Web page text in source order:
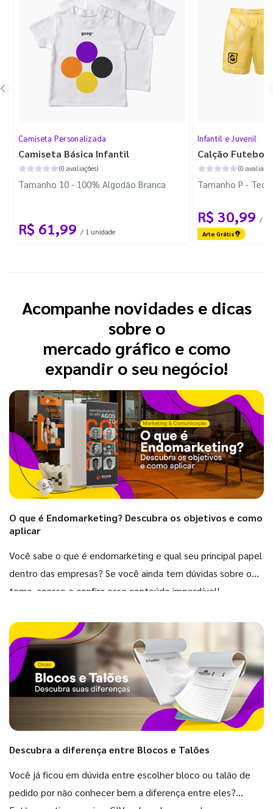
Camiseta Personalizada
Camiseta Básica Infantil
(0 avaliações)
Tamanho 10 - 100% Algodão Branca
R$ 61,99 / 1 unidade
Infantil e Juvenil
Calção Futebol
(0
Tamanho P -
R$ 30,99 / 1
Arte Grátis
Acompanhe novidades e dicas
sobre o
mercado gráfico e como
expandir o seu negócio!
O que é Endomarketing? Descubra os objetivos e como
aplicar
Você sabe o que é endomarketing e qual seu principal papel
dentro das empresas? Se você ainda tem dúvidas sobre o
tema, acesse e confira esse conteúdo imperdível!
Descubra a diferença entre Blocos e Talões
Você já ficou em dúvida entre escolher bloco ou talão de
pedido por não conhecer bem a diferença entre eles?